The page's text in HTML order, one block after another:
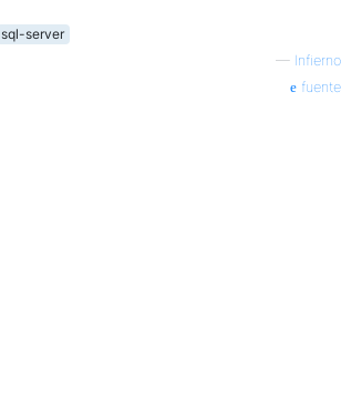
sql-server
— Infierno
fuente